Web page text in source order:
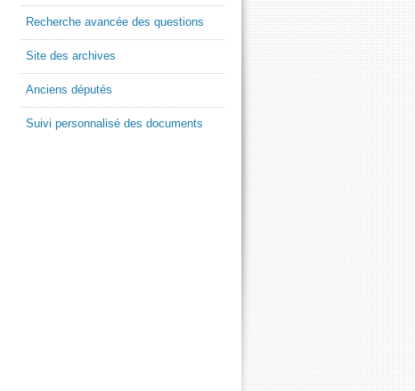
Recherche avancée des questions
Site des archives
Anciens députés
Suivi personnalisé des documents